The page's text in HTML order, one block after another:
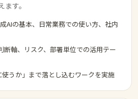
す。
AIの基本、日常業務での使い方、社内
断軸、リスク、部署単位での活用テー
うか」まで落とし込むワークを実施